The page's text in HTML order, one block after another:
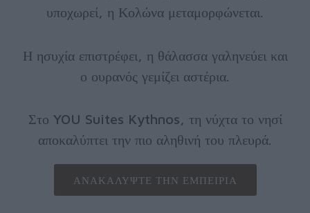
υποχωρεί, η Κολώνα μεταμορφώνεται.
Η ησυχία επιστρέφει, η θάλασσα γαληνεύει και
ο ουρανός γεμίζει αστέρια.
Στο YOU Suites Kythnos, τη νύχτα το νησί
αποκαλύπτει την πιο αληθινή του πλευρά.
ΑΝΑΚΑΛΎΨΤΕ ΤΗΝ ΕΜΠΕΙΡΊΑ